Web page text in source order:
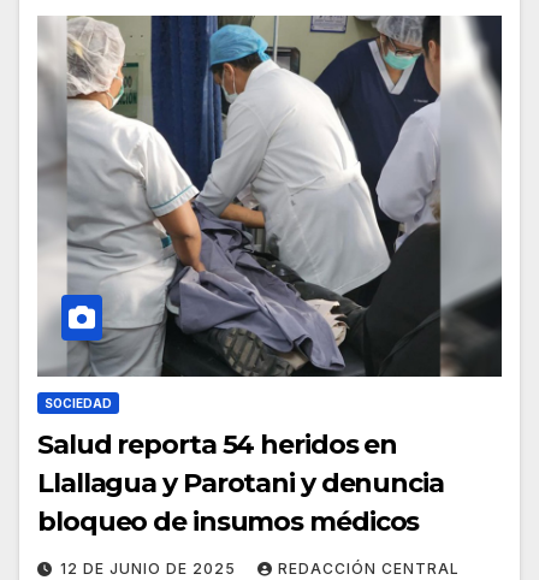
SOCIEDAD
Salud reporta 54 heridos en
Llallagua y Parotani y denuncia
bloqueo de insumos médicos
12 DE JUNIO DE 2025 REDACCIÓN CENTRAL